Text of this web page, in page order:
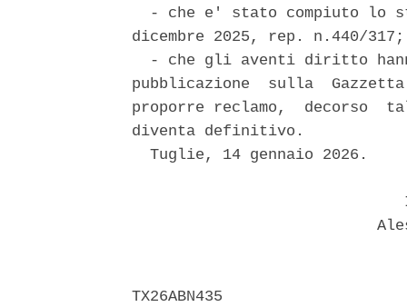
- che e' stato compiuto lo
dicembre 2025, rep. n.440/
- che gli aventi diritto
pubblicazione  sulla
proporre reclamo,  decorso
diventa definitivo.
  Tuglie, 14 gennaio 2026.